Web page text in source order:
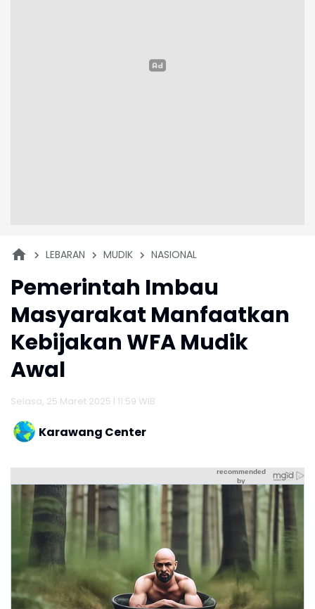
LEBARAN MUDIK NASIONAL
Pemerintah Imbau
Masyarakat Manfaatkan
Kebijakan WFA Mudik
Awal
Selasa, 25 Maret 2025 | 11:59 WIB
Karawang Center